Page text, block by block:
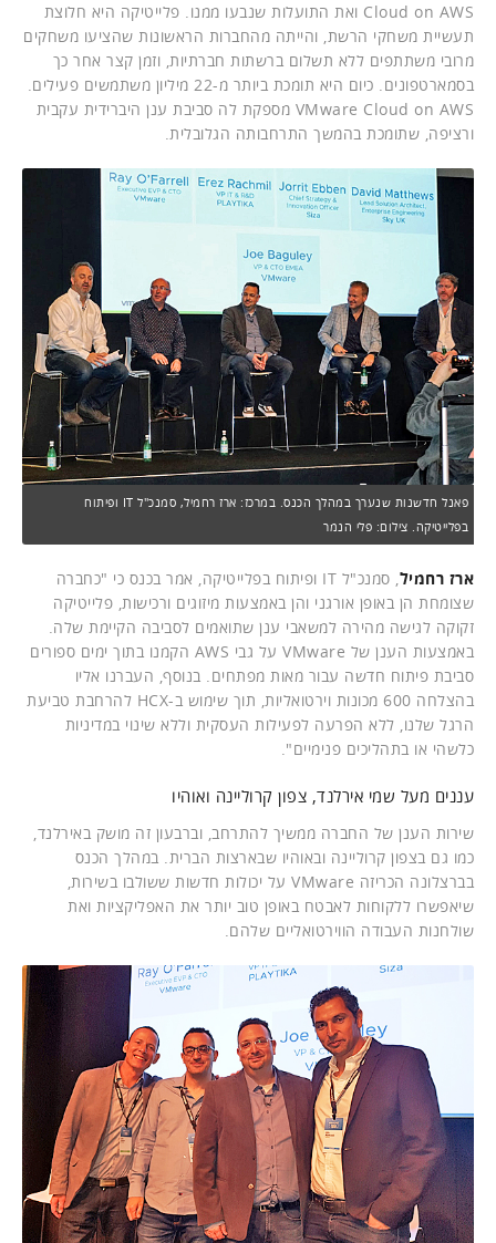
Cloud on AWS ואת התועלות שנבעו ממנו. פלייטיקה היא חלוצת
תעשיית משחקי הרשת, והייתה מהחברות הראשונות שהציעו משחקים
מרובי משתתפים ללא תשלום ברשתות חברתיות, וזמן קצר אחר כך
בסמארטפונים. כיום היא תומכת ביותר מ-22 מיליון משתמשים פעילים.
VMware Cloud on AWS מספקת לה סביבת ענן היברידית עקבית
ורציפה, שתומכת בהמשך התרחבותה הגלובלית.
פאנל חדשנות שנערך במהלך הכנס. במרכז: ארז רחמיל, סמנכ"ל IT ופיתוח
בפלייטיקה. צילום: פלי הנמר
ארז רחמיל
, סמנכ"ל IT ופיתוח בפלייטיקה, אמר בכנס כי "כחברה
שצומחת הן באופן אורגני והן באמצעות מיזוגים ורכישות, פלייטיקה
זקוקה לגישה מהירה למשאבי ענן שתואמים לסביבה הקיימת שלה.
באמצעות הענן של VMware על גבי AWS הקמנו בתוך ימים ספורים
סביבת פיתוח חדשה עבור מאות מפתחים. בנוסף, העברנו אליו
בהצלחה 600 מכונות וירטואליות, תוך שימוש ב-HCX להרחבת טביעת
הרגל שלנו, ללא הפרעה לפעילות העסקית וללא שינוי במדיניות
כלשהי או בתהליכים פנימיים".
עננים מעל שמי אירלנד, צפון קרוליינה ואוהיו
שירות הענן של החברה ממשיך להתרחב, וברבעון זה מושק באירלנד,
כמו גם בצפון קרוליינה ובאוהיו שבארצות הברית. במהלך הכנס
בברצלונה הכריזה VMware על יכולות חדשות ששולבו בשירות,
שיאפשרו ללקוחות לאבטח באופן טוב יותר את האפליקציות ואת
שולחנות העבודה הווירטואליים שלהם.